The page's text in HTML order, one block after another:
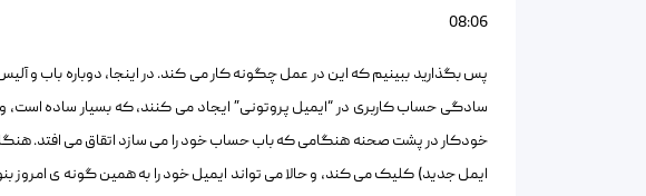
08:06
پس بگذارید ببینیم که این در عمل چگونه کار می کند. در اینجا، دوباره باب و
سادگی حساب کاربری در “ایمیل پروتونی” ایجاد می کنند، که بسیار ساده است،
ایمل جدید) کلیک می کند، و حالا می تواند ایمیل خود را به همین گونه ی امروز